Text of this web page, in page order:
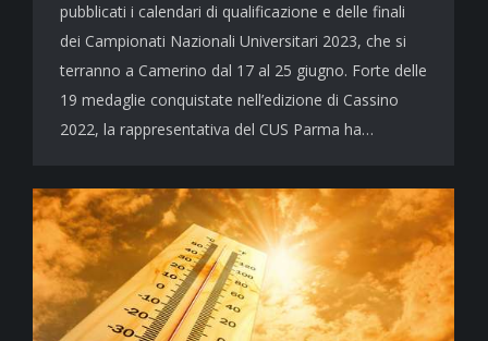
pubblicati i calendari di qualificazione e delle finali
dei Campionati Nazionali Universitari 2023, che si
terranno a Camerino dal 17 al 25 giugno. Forte delle
19 medaglie conquistate nell’edizione di Cassino
2022, la rappresentativa del CUS Parma ha…